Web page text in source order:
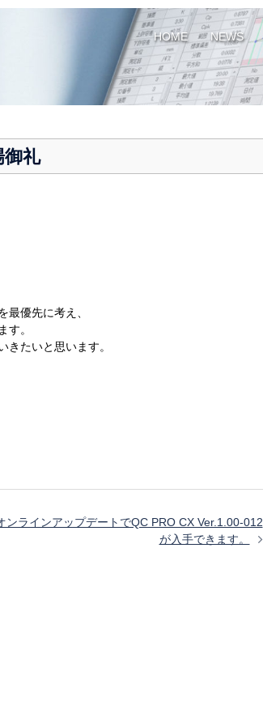
HOME NEWS
御礼
最優先に考え、
す。
たいと思います。
ンラインアップデートでQC PRO CX Ver.1.00-012
が入手できます。